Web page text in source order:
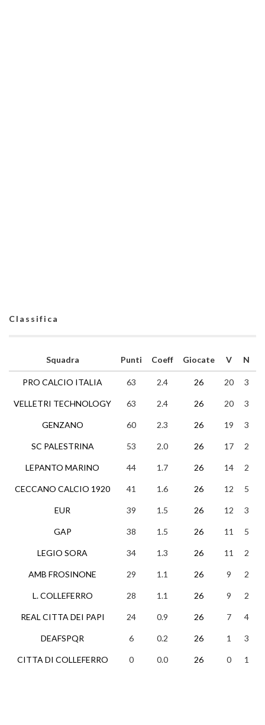
Classifica
Squadra
PRO CALCIO ITALIA
VELLETRI TECHNOLOGY
GENZANO
SC PALESTRINA
LEPANTO MARINO
CECCANO CALCIO 1920
EUR
GAP
LEGIO SORA
AMB FROSINONE
L. COLLEFERRO
REAL CITTA DEI PAPI
DEAFSPQR
CITTA DI COLLEFERRO
Punti Coeff Giocate V N
63 2.4 26 20 3
63 2.4 26 20 3
60 2.3 26 19 3
53 2.0 26 17 2
44 1.7 26 14 2
41 1.6 26 12 5
39 1.5 26 12 3
38 1.5 26 11 5
34 1.3 26 11 2
29 1.1 26 9 2
28 1.1 26 9 2
24 0.9 26 7 4
6 0.2 26 1 3
0 0.0 26 0 1